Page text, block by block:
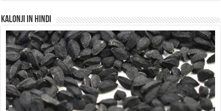
Kalonji In Hindi